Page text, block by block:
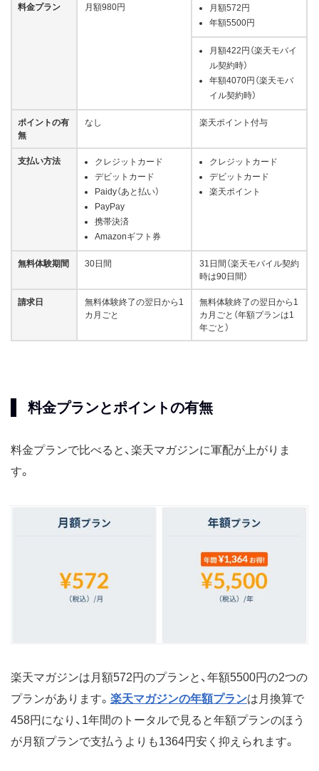
料金プラン 月額980円
月額572円
年額5500円
月額422円（楽天モバイ
ル契約時）
年額4070円（楽天モバ
イル契約時）
ポイントの有
無
なし 楽天ポイント付与
支払い方法
クレジットカード
デビットカード
Paidy（あと払い）
PayPay
携帯決済
Amazonギフト券
クレジットカード
デビットカード
楽天ポイント
無料体験期間 30日間
31日間（楽天モバイル契約
時は90日間）
請求日
無料体験終了の翌日から1
カ月ごと
無料体験終了の翌日から1
カ月ごと（年額プランは1
年ごと）
料金プランとポイントの有無
料金プランで比べると、楽天マガジンに軍配が上がりま
す。
楽天マガジンは月額572円のプランと、年額5500円の2つの
プランがあります。 楽天マガジンの年額プランは月換算で
458円になり、1年間のトータルで見ると年額プランのほう
が月額プランで支払うよりも1364円安く抑えられます。